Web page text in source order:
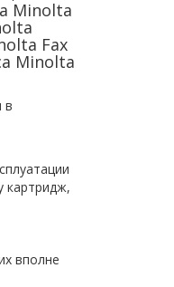
Minolta
Fax
Minolta
в
картридж,
вполне